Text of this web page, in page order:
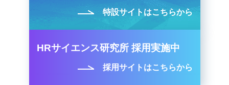
特設サイトはこちらから
HRサイエンス研究所 採用実施中
採用サイトはこちらから